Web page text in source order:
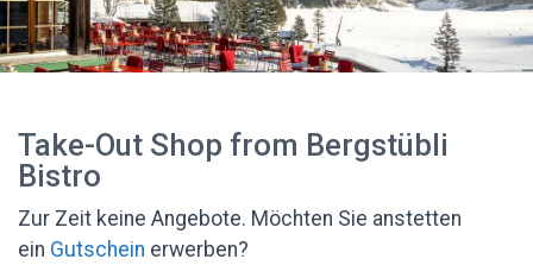
Take-Out Shop from Bergstübli
Bistro
Zur Zeit keine Angebote. Möchten Sie anstetten
ein Gutschein erwerben?